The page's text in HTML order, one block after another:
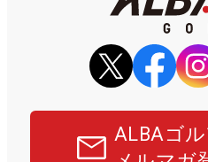
ALBAゴ